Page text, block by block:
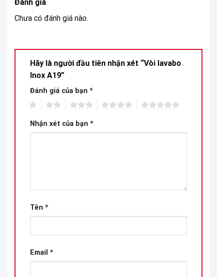
Đánh giá
Chưa có đánh giá nào.
Hãy là người đầu tiên nhận xét “Vòi lavabo
Inox A19”
Đánh giá của bạn *
Nhận xét của bạn *
Tên *
Email *